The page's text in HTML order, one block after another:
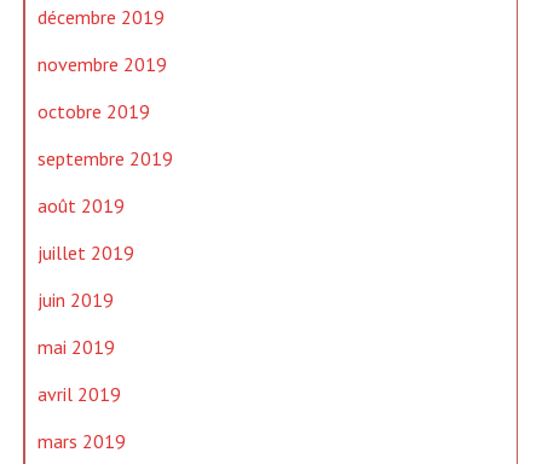
décembre 2019
novembre 2019
octobre 2019
septembre 2019
août 2019
juillet 2019
juin 2019
mai 2019
avril 2019
mars 2019